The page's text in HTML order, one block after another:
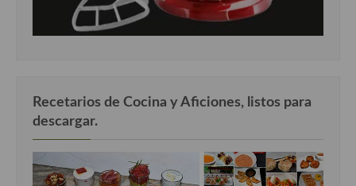
Recetarios de Cocina y Aficiones, listos para
descargar.